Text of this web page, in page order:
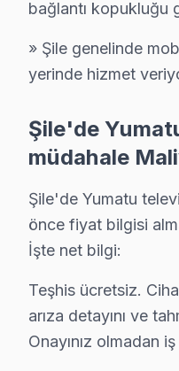
C: Smart TV'lerde ağ
C: Panel piksel
C: Şile servisimizde
S: Şile'de Yumatu
S: Şile'de bu marka
C: Şile servisimize
Şile'de Yumatu
Telefon: 0850 811 14
bağlantı kopukluğu
» Şile genelinde
yerinde hizmet
Şile'de
müdahale
Şile'de Yumatu
önce fiyat bilgisi
İşte net bilgi:
Teşhis ücretsiz.
arıza detayını ve
Onayınız olmadan